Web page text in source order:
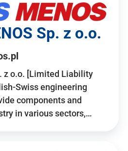
Sp. z o.o.
z o.o. [Limited Liability
Swiss engineering
components and
in various sectors,…